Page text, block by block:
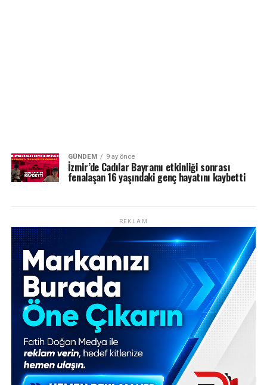
GÜNDEM 9 ay önce
İzmir’de Cadılar Bayramı etkinliği sonrası
fenalaşan 16 yaşındaki genç hayatını kaybetti
REKLAM